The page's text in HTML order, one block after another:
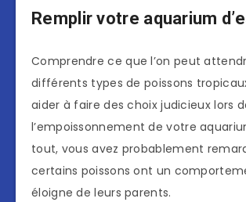
Remplir votre aquarium
Comprendre ce que l’on peut
différents types de poissons
aider à faire des choix judicieux lors
l’empoissonnement de votre
tout, vous avez probablement
certains poissons ont un
éloigne de leurs parents.